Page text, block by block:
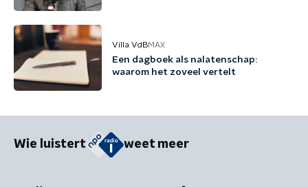
Villa VdBMAX
Een dagboek als nalatenschap:
waarom het zoveel vertelt
Wie luistert weet meer